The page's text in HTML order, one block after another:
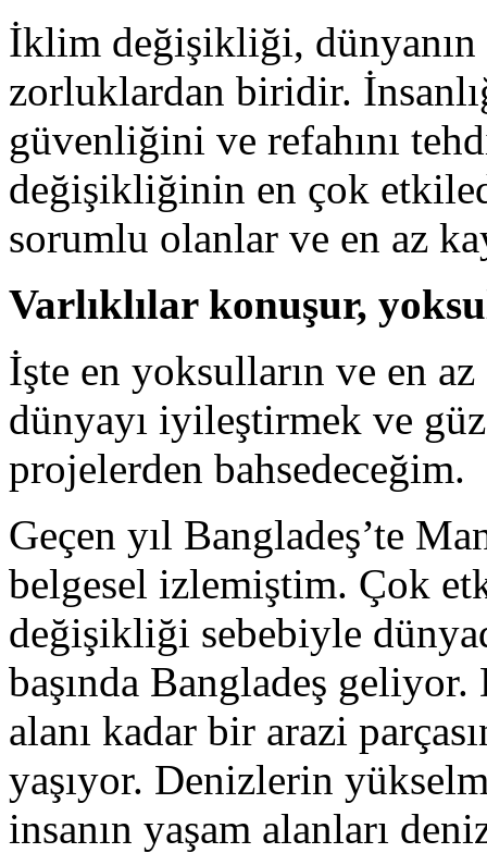
İklim değişikliği, dünyanın
zorluklardan biridir.
güvenliğini ve refahını
değişikliğinin en çok
sorumlu olanlar ve en az
Varlıklılar konuşur,
İşte en yoksulların ve en
dünyayı iyileştirmek ve
projelerden bahsedeceğim.
Geçen yıl Bangladeş’te
belgesel izlemiştim. Çok
değişikliği sebebiyle
başında Bangladeş
alanı kadar bir arazi
yaşıyor. Denizlerin
insanın yaşam alanları